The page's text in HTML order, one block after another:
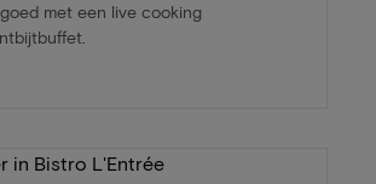
met een live cooking